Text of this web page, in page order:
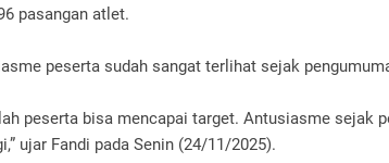
pasangan atlet.
peserta sudah sangat terlihat sejak
peserta bisa mencapai target. Antusiasme sejak
ujar Fandi pada Senin (24/11/2025).